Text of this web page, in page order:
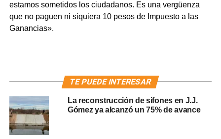
estamos sometidos los ciudadanos. Es una vergüenza
que no paguen ni siquiera 10 pesos de Impuesto a las
Ganancias».
TE PUEDE INTERESAR
La reconstrucción de sifones en J.J.
Gómez ya alcanzó un 75% de avance